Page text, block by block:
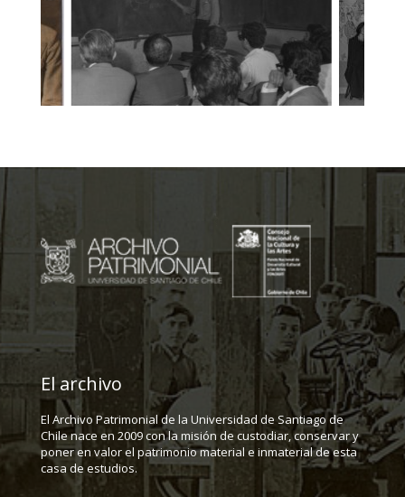
El archivo
El Archivo Patrimonial de la Universidad de Santiago de
Chile nace en 2009 con la misión de custodiar, conservar y
poner en valor el patrimonio material e inmaterial de esta
casa de estudios.